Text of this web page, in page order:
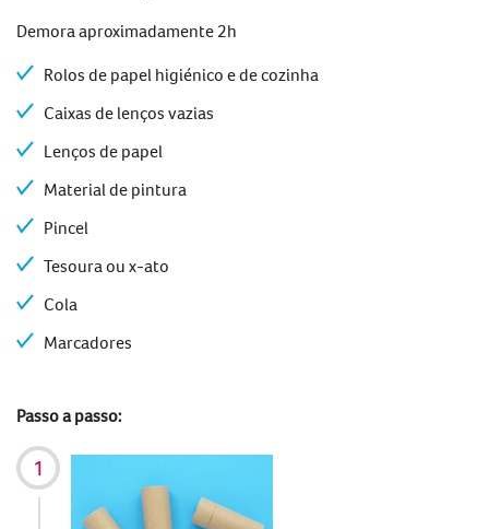
Demora aproximadamente 2h
Rolos de papel higiénico e de cozinha
Caixas de lenços vazias
Lenços de papel
Material de pintura
Pincel
Tesoura ou x-ato
Cola
Marcadores
Passo a passo: